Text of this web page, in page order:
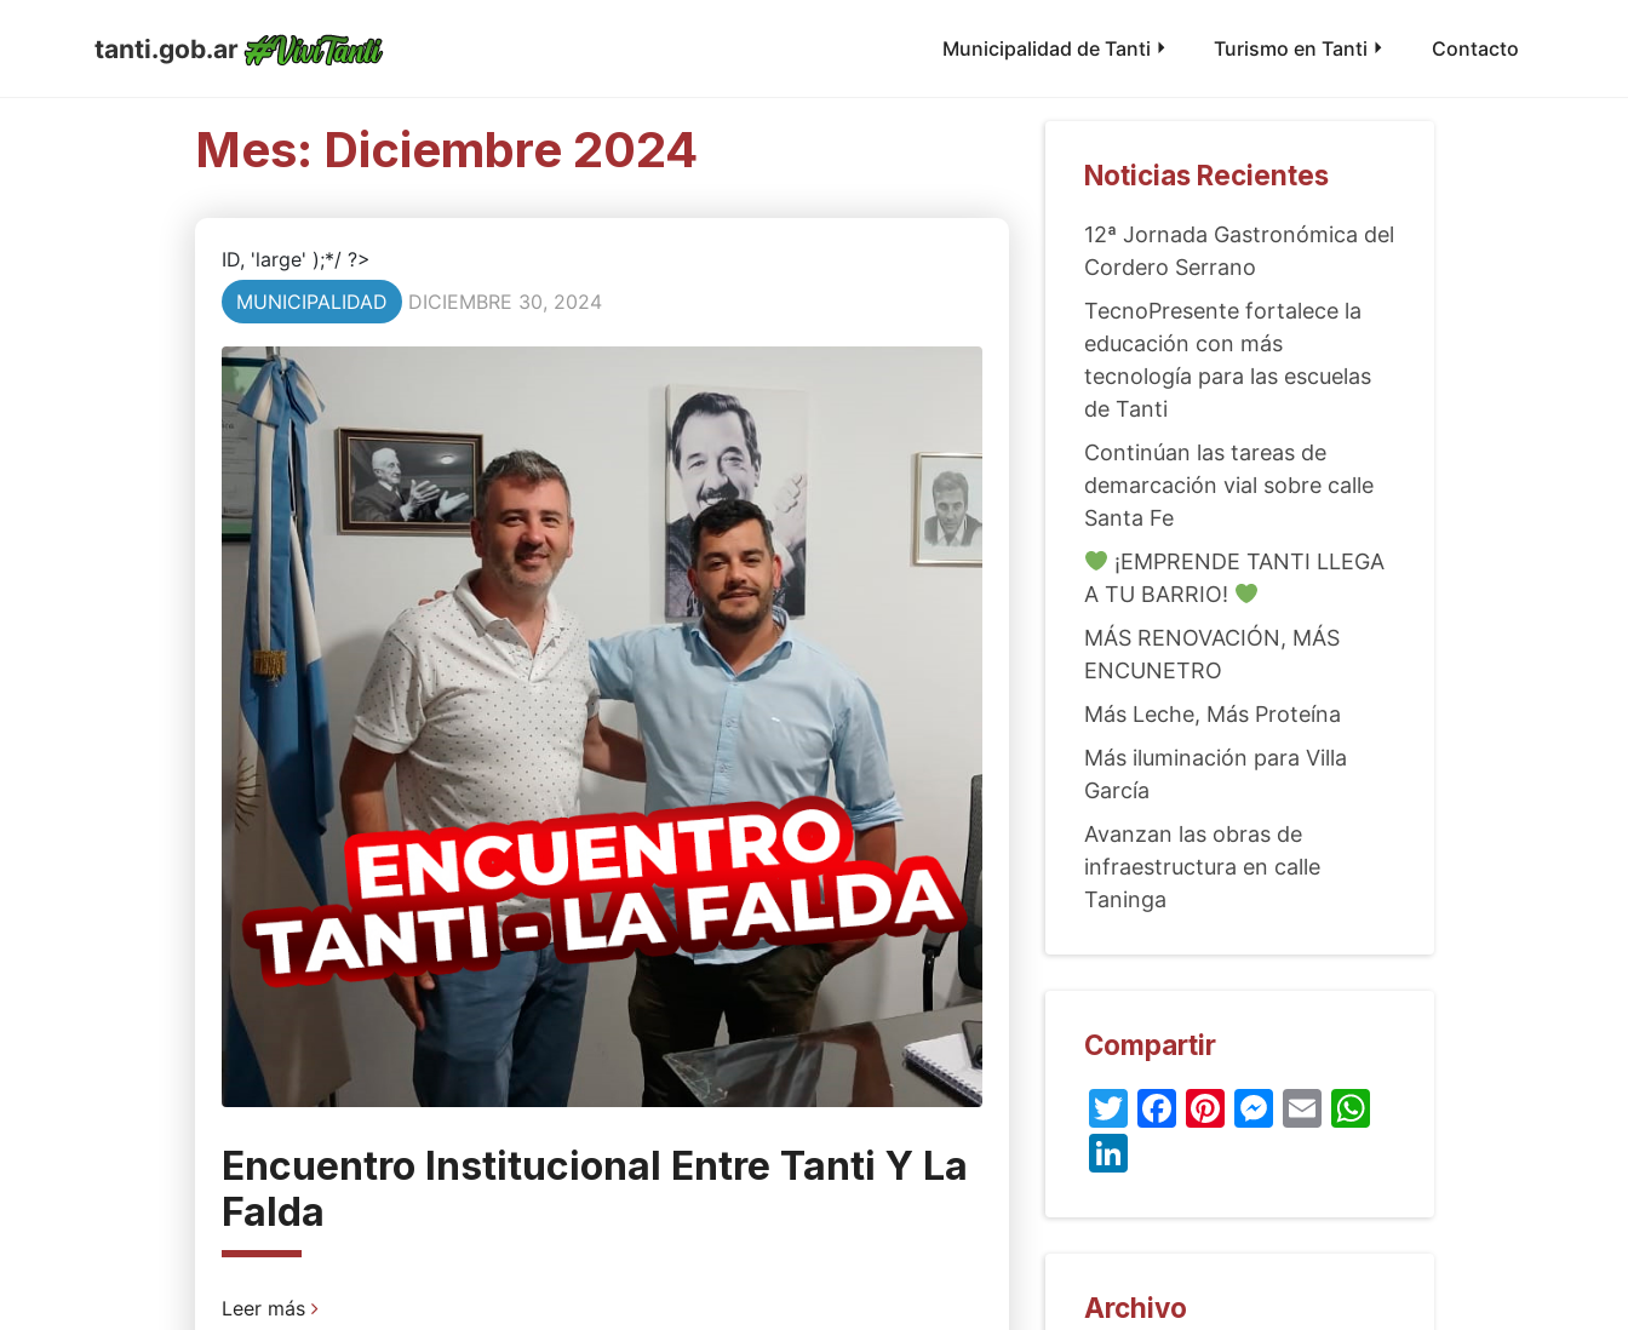
tanti.gob.ar Municipalidad de Tanti Turismo en Tanti Contacto
Mes: Diciembre 2024
ID, 'large' );*/ ?>
MUNICIPALIDAD
DICIEMBRE 30, 2024
Encuentro Institucional Entre Tanti Y La
Falda
Leer más
Noticias Recientes
12ª Jornada Gastronómica del
Cordero Serrano
TecnoPresente fortalece la
educación con más
tecnología para las escuelas
de Tanti
Continúan las tareas de
demarcación vial sobre calle
Santa Fe
¡EMPRENDE TANTI LLEGA
A TU BARRIO!
MÁS RENOVACIÓN, MÁS
ENCUNETRO
Más Leche, Más Proteína
Más iluminación para Villa
García
Avanzan las obras de
infraestructura en calle
Taninga
Compartir
Twitter
Facebook
Pinterest
Messenger
EmailWhatsApp
LinkedIn
Archivo